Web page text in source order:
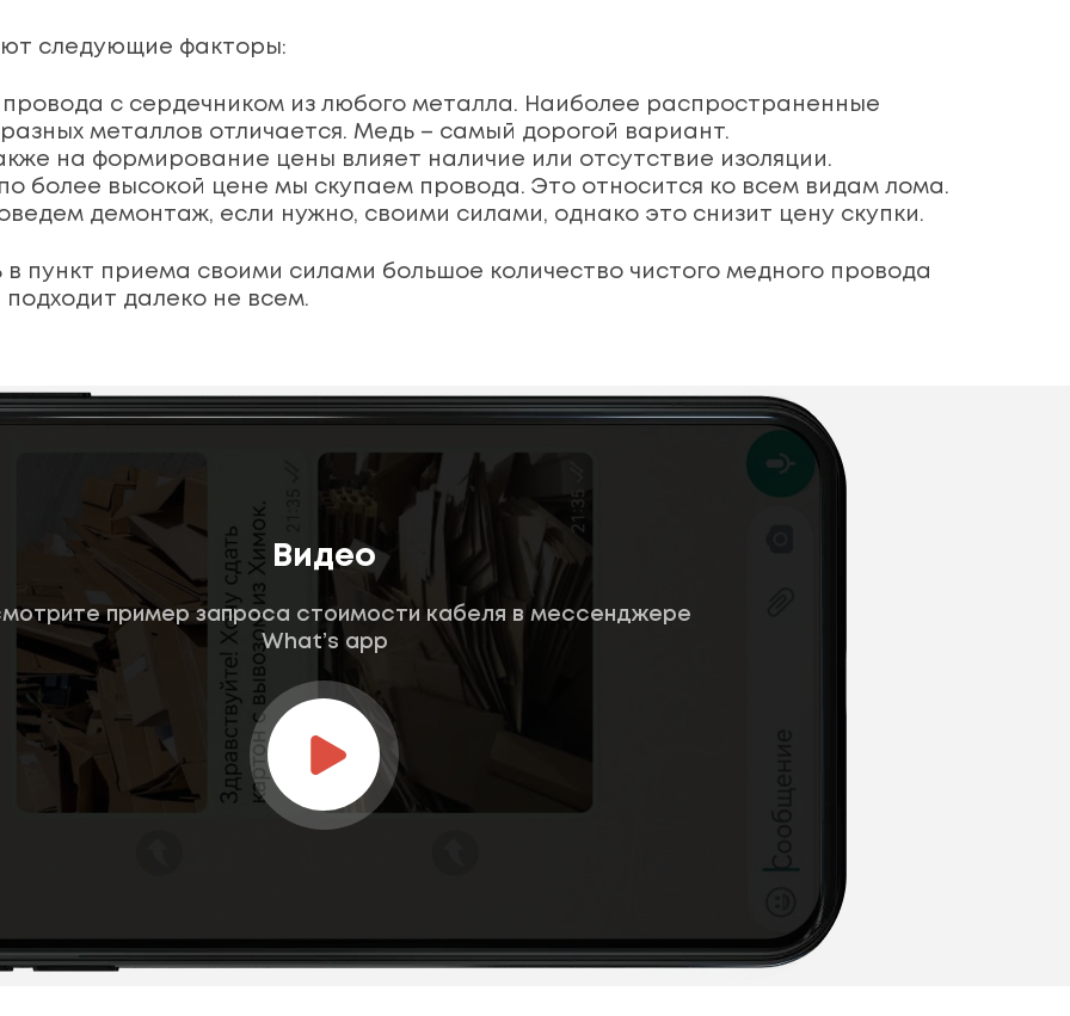
следующие факторы:
с сердечником из любого металла. Наиболее распространенные
металлов отличается. Медь – самый дорогой вариант.
на формирование цены влияет наличие или отсутствие изоляции.
более высокой цене мы скупаем провода. Это относится ко всем видам лома.
демонтаж, если нужно, своими силами, однако это снизит цену скупки.
пункт приема своими силами большое количество чистого медного провода
далеко не всем.
Видео
пример запроса стоимости кабеля в мессенджере
What’s app